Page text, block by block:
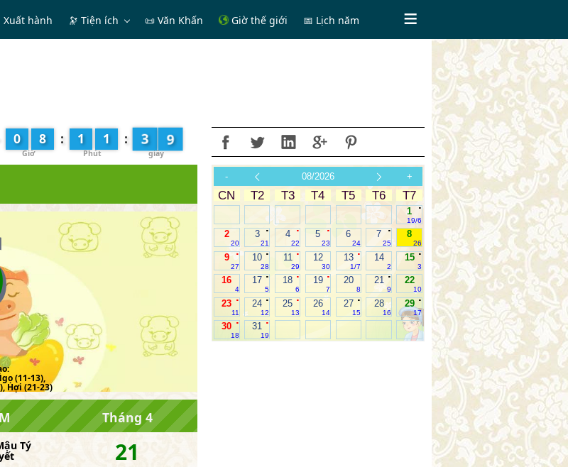
hành 🔭 Tiện ích 📜 Văn Khấn Giờ thế giới 📅 Lịch năm
0 8 : 1 1 : 4 0
(11-13),
Hợi (21-23)
Tháng 4
Tý 21
- 08/2026 +
CN T2 T3 T4 T5 T6 T7
.
1
19/6
2
20
.
3
21
.
4
22
.
5
23
6
24
.
7
25
8
26
.
9
27
.
10
28
.
11
29
12
30
.
13
1/7
14
2
.
15
3
16
4
.
17
5
.
18
6
.
19
7
20
8
.
21
9
22
10
.
23
11
.
24
12
.
25
13
26
14
.
27
15
28
16
.
29
17
.
30
18
.
31
19